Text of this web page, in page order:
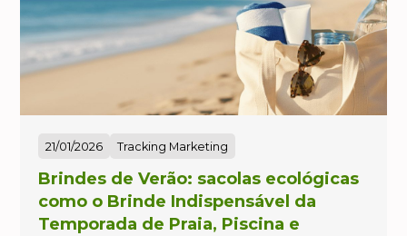
21/01/2026 Tracking Marketing
Brindes de Verão: sacolas ecológicas
como o Brinde Indispensável da
Temporada de Praia, Piscina e